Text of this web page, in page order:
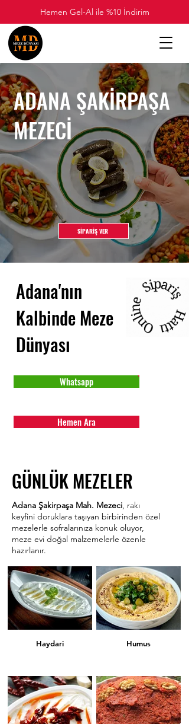
Hemen Gel-Al ile %10 İndirim
ADANA ŞAKİRPAŞA
MEZECİ
SİPARİŞ VER
Adana'nın
Kalbinde Meze
Dünyası
Whatsapp
Hemen Ara
GÜNLÜK MEZELER
Adana Şakirpaşa Mah. Mezeci, rakı
keyfini doruklara taşıyan birbirinden özel
mezelerle sofralarınıza konuk oluyor,
meze evi doğal malzemelerle özenle
hazırlanır.
Haydari Humus